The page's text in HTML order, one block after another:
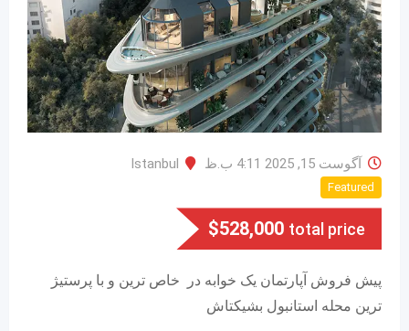
آگوست 15, 2025 4:11 ب.ظ Istanbul
Featured
$528,000 total price
پیش فروش آپارتمان یک خوابه در خاص ترین و با پرستیژ
ترین محله استانبول بشیکتاش